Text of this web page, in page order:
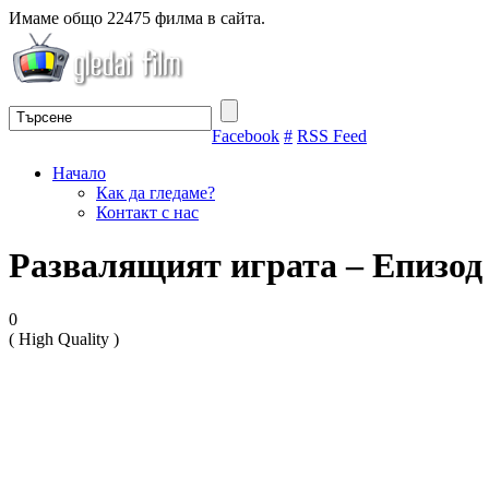
Имаме общо 22475 филма в сайта.
Facebook # RSS Feed
Начало
Как да гледаме?
Контакт с нас
Развалящият играта –
0
( High Quality )